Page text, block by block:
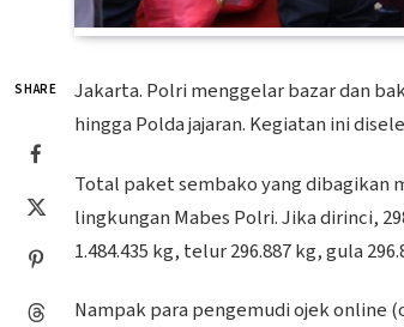
SHARE
Jakarta. Polri menggelar bazar dan
hingga Polda jajaran. Kegiatan ini
Total paket sembako yang dibagikan
lingkungan Mabes Polri. Jika dirinci,
1.484.435 kg, telur 296.887 kg, gula
Nampak para pengemudi ojek online